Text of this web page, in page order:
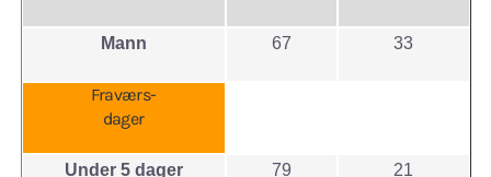
Mann 67 33
Fraværs-
dager
Under 5 dager 79 21